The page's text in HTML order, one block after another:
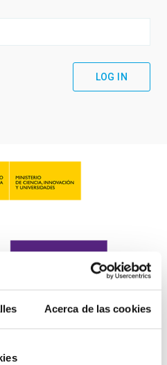
Acerca de las cookies